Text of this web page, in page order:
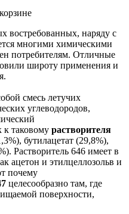
востребованных, наряду с
многими химическими
потребителям. Отличные
широту применения и
смесь летучих
углеводородов,
к таковому растворителя
бутилацетат (29,8%),
Растворитель 646 имеет в
ацетон и этилцеллозольв и
почему
целесообразно там, где
поверхности,